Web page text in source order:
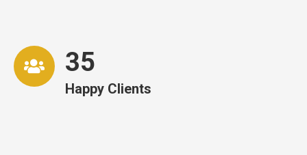
35
Happy Clients